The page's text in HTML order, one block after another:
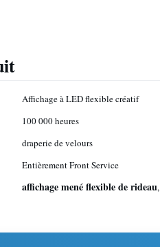
Affichage à LED flexible créatif
100 000 heures
draperie de velours
Entièrement Front Service
affichage mené flexible de rideau,